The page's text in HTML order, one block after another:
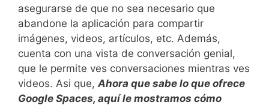
asegurarse de que no sea necesario que
abandone la aplicación para compartir
imágenes, videos, artículos, etc. Además,
cuenta con una vista de conversación genial,
que le permite ves conversaciones mientras ves
videos. Asi que, Ahora que sabe lo que ofrece
Google Spaces, aquí le mostramos cómo